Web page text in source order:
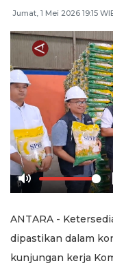
Jumat, 1 Mei 2026 19:15
Mute
ANTARA -
dipastikan dalam
kunjungan kerja